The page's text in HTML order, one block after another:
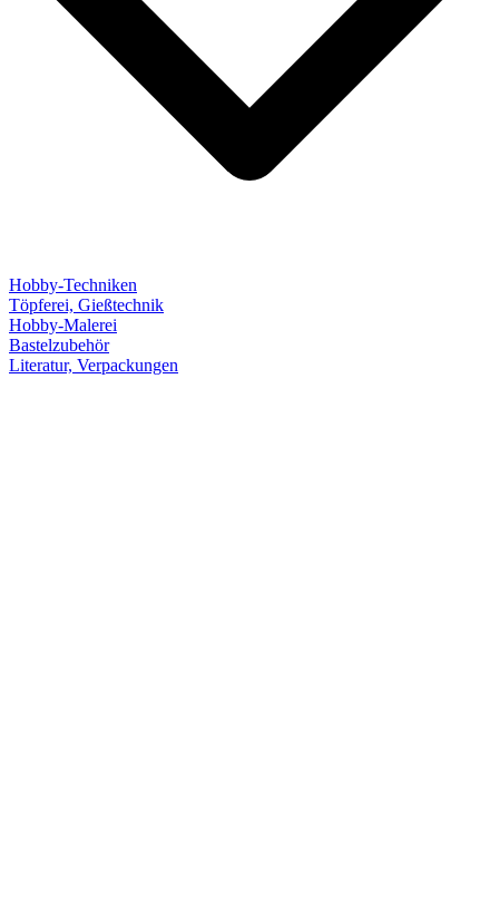
Hobby-Techniken
Töpferei, Gießtechnik
Hobby-Malerei
Bastelzubehör
Literatur, Verpackungen